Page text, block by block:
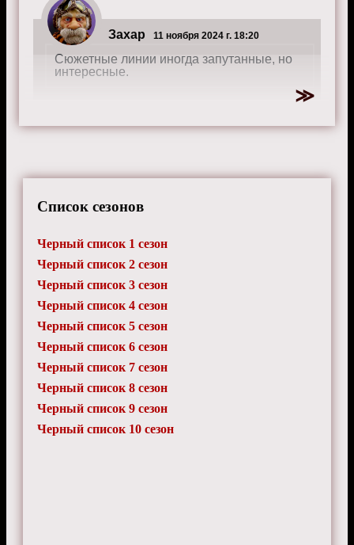
Захар 11 ноября 2024 г. 18:20
Сюжетные линии иногда запутанные, но
интересные.
Список сезонов
Черный список 1 сезон
Черный список 2 сезон
Черный список 3 сезон
Черный список 4 сезон
Черный список 5 сезон
Черный список 6 сезон
Черный список 7 сезон
Черный список 8 сезон
Черный список 9 сезон
Черный список 10 сезон